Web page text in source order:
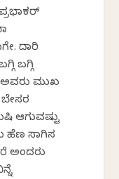
ದಾರಿ
ಬಗ್ಗಿ
ಅವರು ಮುಖ
ಆಗುವಷ್ಟು
ಹೆಣ ಸಾಗಿಸ
ಅಂದರು